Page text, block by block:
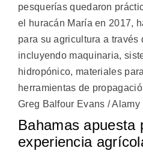
pesquerías quedaron
el huracán María en 2017,
para su agricultura a través
incluyendo maquinaria,
hidropónico, materiales
herramientas de
Greg Balfour Evans / Alamy
Bahamas apuesta
experiencia